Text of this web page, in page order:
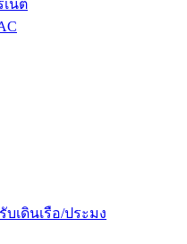
เน็ต
เดินเรือ/ประมง